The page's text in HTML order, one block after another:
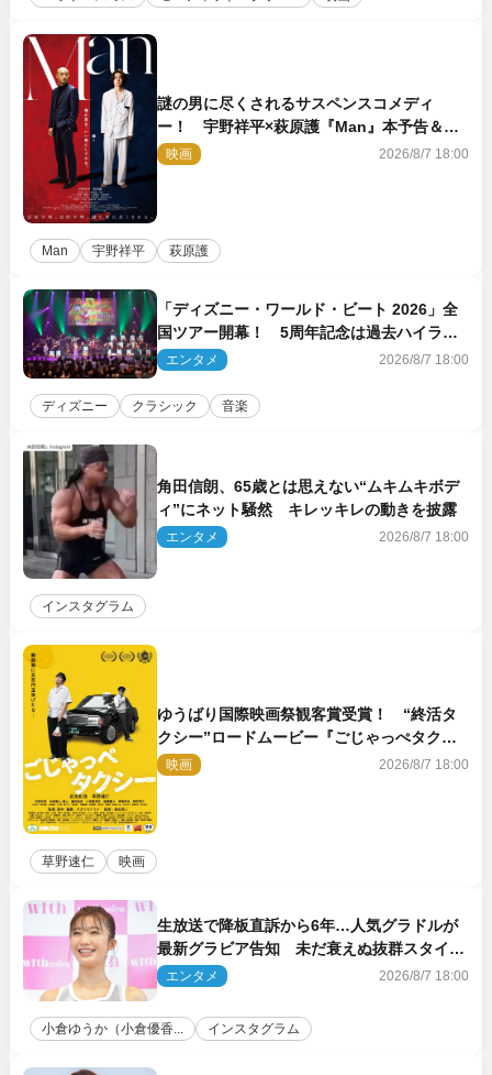
謎の男に尽くされるサスペンスコメディ
ー！ 宇野祥平×萩原護『Man』本予告＆新
ビジュアル解禁
映画 2026/8/7 18:00
Man 宇野祥平 萩原護
「ディズニー・ワールド・ビート 2026」全
国ツアー開幕！ 5周年記念は過去ハイライ
ト＆クルーズ旅を大満喫！【潜入レポート】
エンタメ 2026/8/7 18:00
ディズニー クラシック 音楽
角田信朗、65歳とは思えない“ムキムキボデ
ィ”にネット騒然 キレッキレの動きを披露
エンタメ 2026/8/7 18:00
インスタグラム
ゆうばり国際映画祭観客賞受賞！ “終活タ
クシー”ロードムービー『ごじゃっぺタクシ
ー』10月公開＆予告解禁
映画 2026/8/7 18:00
草野速仁 映画
生放送で降板直訴から6年…人気グラドルが
最新グラビア告知 未だ衰えぬ抜群スタイル
に反響
エンタメ 2026/8/7 18:00
小倉ゆうか（小倉優香... インスタグラム